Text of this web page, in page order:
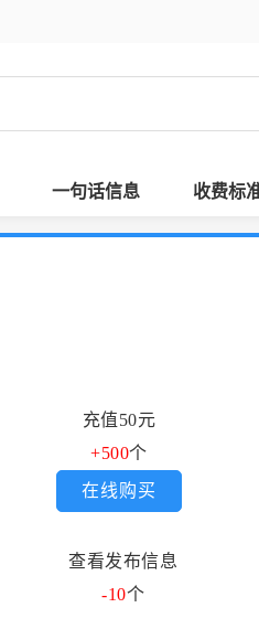
一句话信息 收费标
充值50元
+500个
在线购买
查看发布信息
-10个